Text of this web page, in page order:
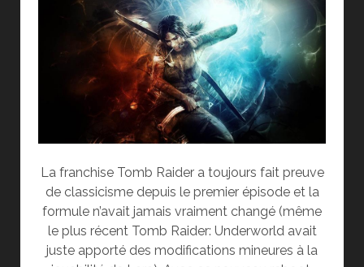
La franchise Tomb Raider a toujours fait preuve
de classicisme depuis le premier épisode et la
formule n’avait jamais vraiment changé (même
le plus récent Tomb Raider: Underworld avait
juste apporté des modifications mineures à la